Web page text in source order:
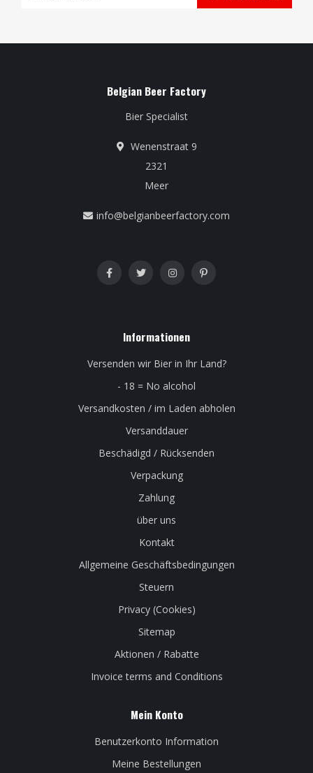
Belgian Beer Factory
Bier Specialist
Wenenstraat 9
2321
Meer
info@belgianbeerfactory.com
Informationen
Versenden wir Bier in Ihr Land?
- 18 = No alcohol
Versandkosten / im Laden abholen
Versanddauer
Beschädigd / Rücksenden
Verpackung
Zahlung
über uns
Kontakt
Allgemeine Geschäftsbedingungen
Steuern
Privacy (Cookies)
Sitemap
Aktionen / Rabatte
Invoice terms and Conditions
Mein Konto
Benutzerkonto Information
Meine Bestellungen